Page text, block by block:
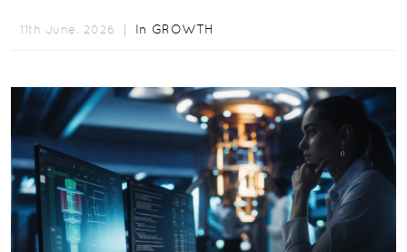
11th June, 2026 ｜ In GROWTH